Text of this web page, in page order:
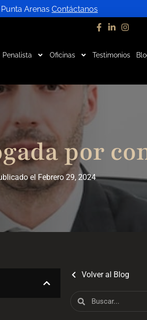
Arenas Contáctanos
Penalista Oficinas Testimonios
por
el Febrero 29, 2024
Volver al Blog